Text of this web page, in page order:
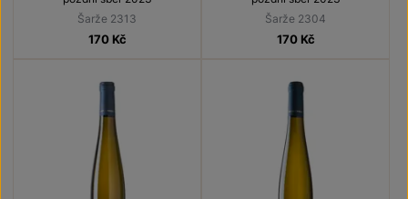
Šarže 2313
170 Kč
Šarže 2304
170 Kč